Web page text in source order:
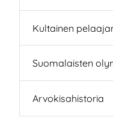
Kultainen
Suomalaisten
Arvokisahistoria